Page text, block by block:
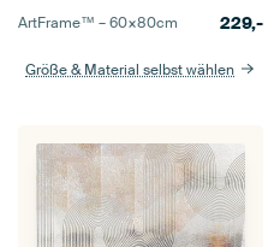
ArtFrame™ –60×80cm 229,-
Größe & Material selbst wählen